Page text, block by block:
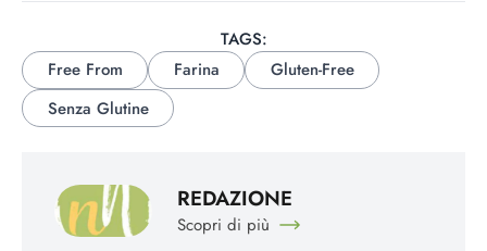
TAGS:
Free From
Farina
Gluten-Free
Senza Glutine
REDAZIONE
Scopri di più